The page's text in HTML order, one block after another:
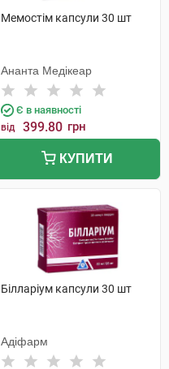
Мемостім капсули 30 шт
Ананта Медікеар
Є в наявності
від 399.80 грн
КУПИТИ
Білларіум капсули 30 шт
Адіфарм